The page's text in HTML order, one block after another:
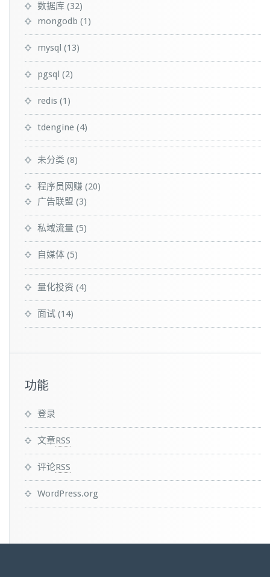
数据库 (32)
mongodb (1)
mysql (13)
pgsql (2)
redis (1)
tdengine (4)
未分类 (8)
程序员网赚 (20)
广告联盟 (3)
私域流量 (5)
自媒体 (5)
量化投资 (4)
面试 (14)
功能
登录
文章RSS
评论RSS
WordPress.org